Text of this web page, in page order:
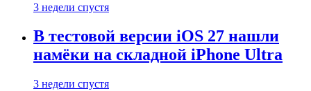
3 недели спустя
В тестовой версии iOS 27 нашли
намёки на складной iPhone Ultra
3 недели спустя